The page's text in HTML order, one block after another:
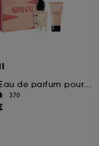
Coffret Eau de parfum pour femme
370